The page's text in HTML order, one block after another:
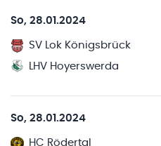
So, 28.01.2024
SV Lok Königsbrück
LHV Hoyerswerda
So, 28.01.2024
HC Rödertal